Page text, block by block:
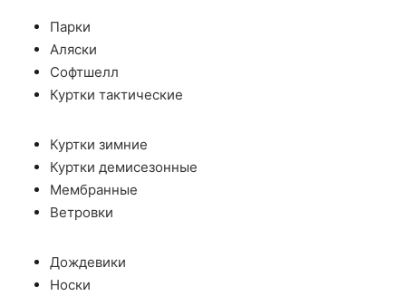
Парки
Аляски
Софтшелл
Куртки тактические
Куртки зимние
Куртки демисезонные
Мембранные
Ветровки
Дождевики
Носки